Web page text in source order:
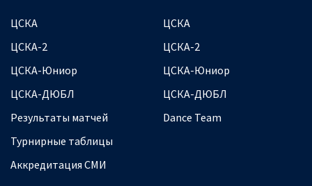
ЦСКА
ЦСКА-2
ЦСКА-Юниор
ЦСКА-ДЮБЛ
Результаты матчей
Турнирные таблицы
Аккредитация СМИ
ЦСКА
ЦСКА-2
ЦСКА-Юниор
ЦСКА-ДЮБЛ
Dance Team